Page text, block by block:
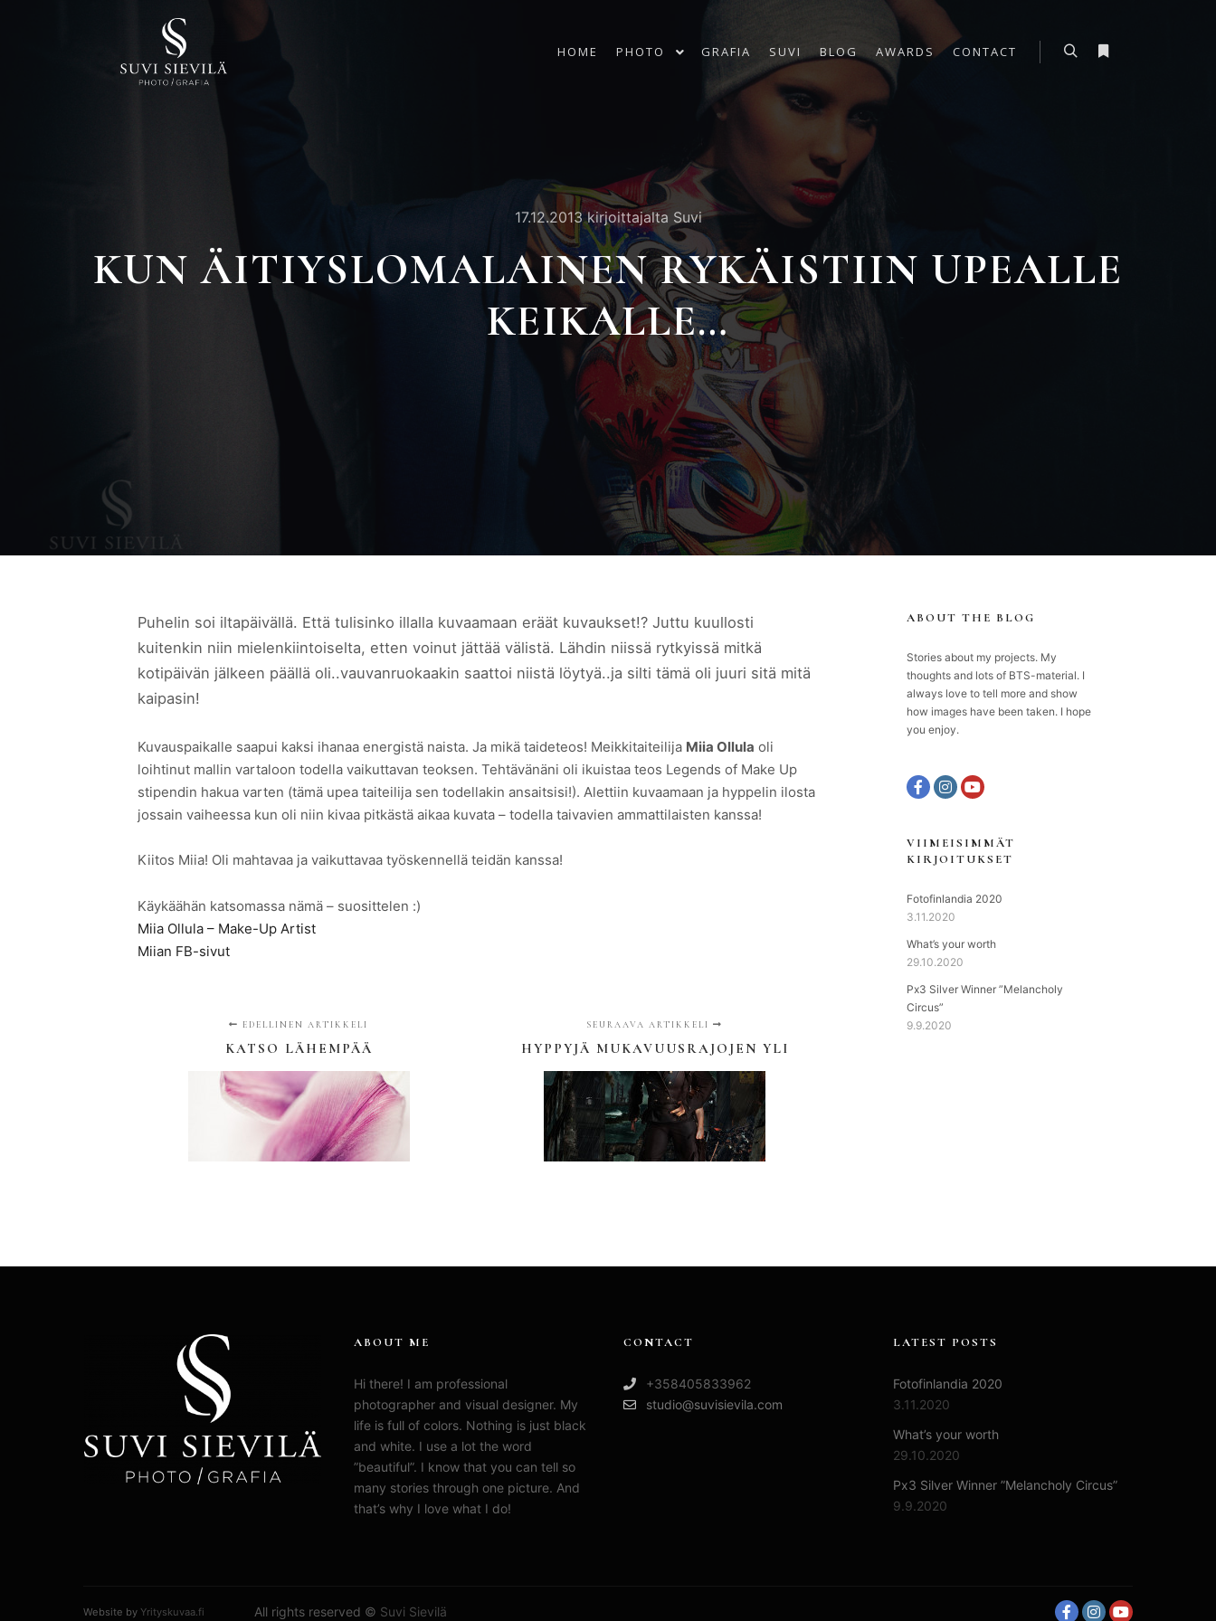
HOME PHOTO GRAFIA SUVI BLOG AWARDS CONTACT
17.12.2013kirjoittajalta Suvi
KUN ÄITIYSLOMALAINEN RYKÄISTIIN UPEALLE
KEIKALLE…
Puhelin soi iltapäivällä. Että tulisinko illalla kuvaamaan eräät kuvaukset!? Juttu kuullosti
kuitenkin niin mielenkiintoiselta, etten voinut jättää välistä. Lähdin niissä rytkyissä mitkä
kotipäivän jälkeen päällä oli..vauvanruokaakin saattoi niistä löytyä..ja silti tämä oli juuri sitä mitä
kaipasin!
Kuvauspaikalle saapui kaksi ihanaa energistä naista. Ja mikä taideteos! Meikkitaiteilija Miia Ollula oli
loihtinut mallin vartaloon todella vaikuttavan teoksen. Tehtävänäni oli ikuistaa teos Legends of Make Up
stipendin hakua varten (tämä upea taiteilija sen todellakin ansaitsisi!). Alettiin kuvaamaan ja hyppelin ilosta
jossain vaiheessa kun oli niin kivaa pitkästä aikaa kuvata – todella taivavien ammattilaisten kanssa!
Kiitos Miia! Oli mahtavaa ja vaikuttavaa työskennellä teidän kanssa!
Käykäähän katsomassa nämä – suosittelen :)
Miia Ollula – Make-Up Artist
Miian FB-sivut
EDELLINEN ARTIKKELI
KATSO LÄHEMPÄÄ
SEURAAVA ARTIKKELI
HYPPYJÄ MUKAVUUSRAJOJEN YLI
ABOUT THE BLOG
Stories about my projects. My
thoughts and lots of BTS-material. I
always love to tell more and show
how images have been taken. I hope
you enjoy.
VIIMEISIMMÄT
KIRJOITUKSET
Fotofinlandia 2020
3.11.2020
What’s your worth
29.10.2020
Px3 Silver Winner ”Melancholy
Circus”
9.9.2020
ABOUT ME
Hi there! I am professional
photographer and visual designer. My
life is full of colors. Nothing is just black
and white. I use a lot the word
”beautiful”. I know that you can tell so
many stories through one picture. And
that’s why I love what I do!
CONTACT
+358405833962
studio@suvisievila.com
LATEST POSTS
Fotofinlandia 2020
3.11.2020
What’s your worth
29.10.2020
Px3 Silver Winner ”Melancholy Circus”
9.9.2020
Website by Yrityskuvaa.fi All rights reserved © Suvi Sievilä